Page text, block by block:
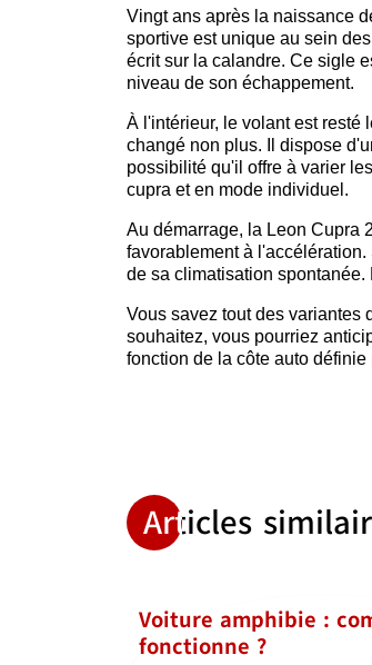
Vingt ans après la naissance
sportive est unique au sein
écrit sur la calandre. Ce sigle
niveau de son échappement.
À l'intérieur, le volant est resté
changé non plus. Il dispose
possibilité qu'il offre à varier
cupra et en mode individuel.
Au démarrage, la Leon Cupra
favorablement à
de sa climatisation
Vous savez tout des variantes
souhaitez, vous pourriez
fonction de la côte auto définie
Articles
Voiture amphibie :
fonctionne ?